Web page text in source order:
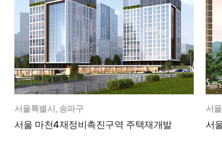
서울특별시, 송파구
서울 마천4재정비촉진구역 주택재개발
서
서